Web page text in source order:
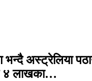
अस्ट्रेलिया
४ लाखका…